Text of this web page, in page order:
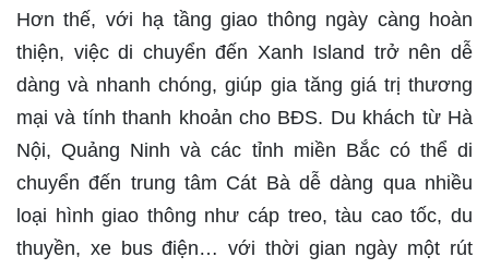
Hơn thế, với hạ tầng giao thông ngày càng hoàn
thiện, việc di chuyển đến Xanh Island trở nên dễ
dàng và nhanh chóng, giúp gia tăng giá trị thương
mại và tính thanh khoản cho BĐS. Du khách từ Hà
Nội, Quảng Ninh và các tỉnh miền Bắc có thể di
chuyển đến trung tâm Cát Bà dễ dàng qua nhiều
loại hình giao thông như cáp treo, tàu cao tốc, du
thuyền, xe bus điện… với thời gian ngày một rút